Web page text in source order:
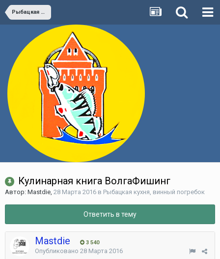
Рыбацкая кухня, винный погребок
Кулинарная книга ВолгаФишинг
Автор: Mastdie, 28 Марта 2016 в Рыбацкая кухня, винный погребок
Ответить в тему
Mastdie 3 540
Опубликовано 28 Марта 2016